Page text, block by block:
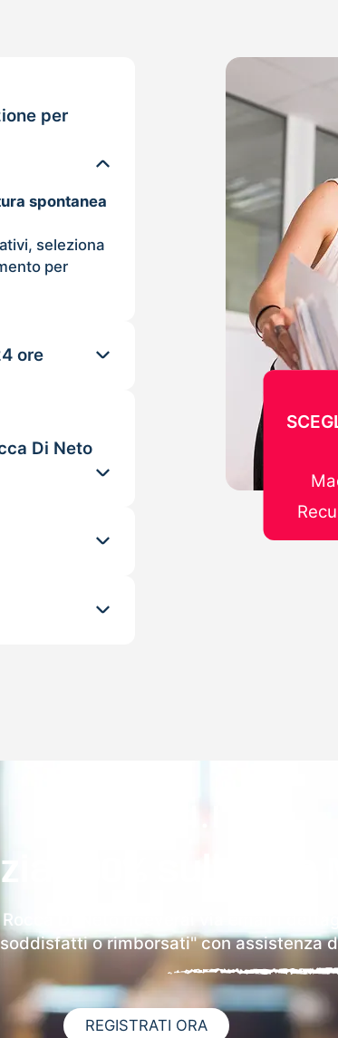
per
spontanea
seleziona
per
ore
Di Neto
100% sulla tua
Rocca Di Neto riceverai via email i
o rimborsati" con assistenza
REGISTRATI ORA